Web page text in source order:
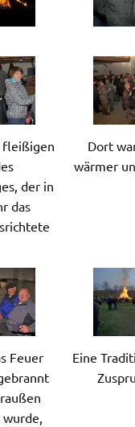
fleißigen
der in
das
Dort
wärmer
Feuer
Eine